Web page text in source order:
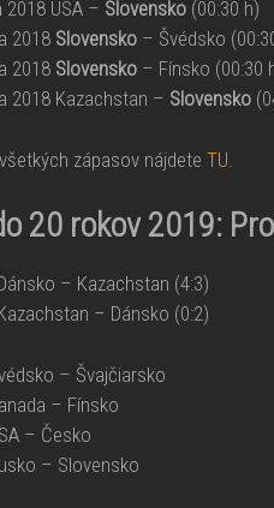
USA – Slovensko(00:30 h)
2018 Slovensko– Švédsko
2018 Slovensko– Fínsko (00:30
2018 Kazachstan – Slovensko
zápasov nájdete TU
20 rokov 2019:
– Kazachstan (4:3)
– Dánsko (0:2)
– Švajčiarsko
– Fínsko
– Česko
– Slovensko